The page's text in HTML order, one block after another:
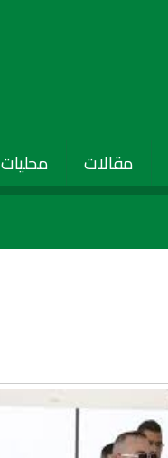
مقالات محليات